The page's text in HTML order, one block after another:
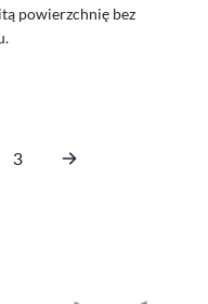
powierzchnię bez
3